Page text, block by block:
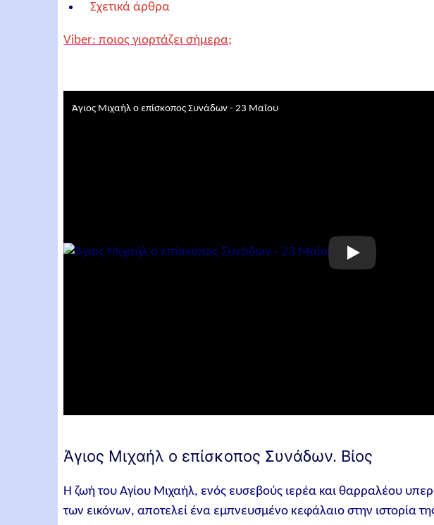
Σχετικά άρθρα
Viber: ποιος γιορτάζει σήμερα;
Άγιος Μιχαήλ ο επίσκοπος Συνάδων - 23 Μαΐου
Άγιος Μιχαήλ ο επίσκοπος Συνάδων. Βίος
Η ζωή του Αγίου Μιχαήλ, ενός ευσεβούς ιερέα και θαρραλέου
των εικόνων, αποτελεί ένα εμπνευσμένο κεφάλαιο στην ιστορία